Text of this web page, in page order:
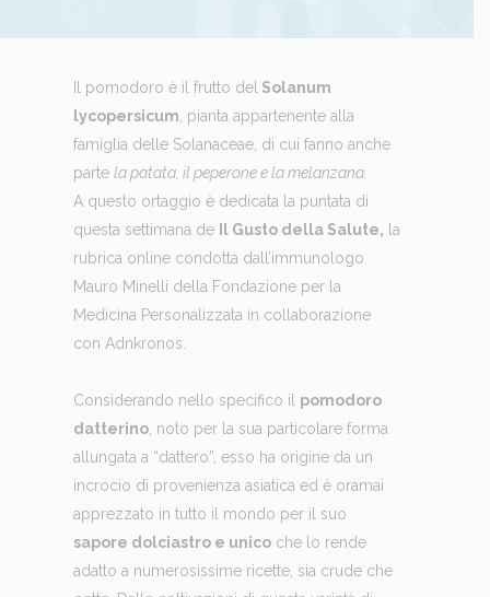
Il pomodoro è il frutto del Solanum
lycopersicum , pianta appartenente alla
famiglia delle Solanaceae, di cui fanno anche
parte la patata, il peperone e la melanzana.
A questo ortaggio è dedicata la puntata di
questa settimana de Il Gusto della Salute, la
rubrica online condotta dall’immunologo
Mauro Minelli della Fondazione per la
Medicina Personalizzata in collaborazione
con Adnkronos.
Considerando nello specifico il pomodoro
datterino, noto per la sua particolare forma
allungata a “dattero”, esso ha origine da un
incrocio di provenienza asiatica ed è oramai
apprezzato in tutto il mondo per il suo
sapore dolciastro e unicoche lo rende
adatto a numerosissime ricette, sia crude che